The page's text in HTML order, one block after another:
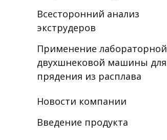
Всесторонний анализ
экструдеров
Применение лабораторной
двухшнековой машины для
прядения из расплава
Новости компании
Введение продукта